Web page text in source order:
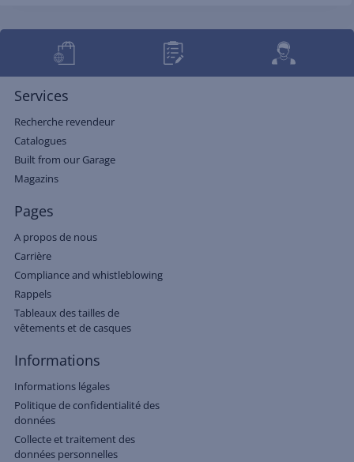
Services
Recherche revendeur
Catalogues
Built from our Garage
Magazins
Pages
A propos de nous
Carrière
Compliance and whistleblowing
Rappels
Tableaux des tailles de
vêtements et de casques
Informations
Informations légales
Politique de confidentialité des
données
Collecte et traitement des
données personnelles